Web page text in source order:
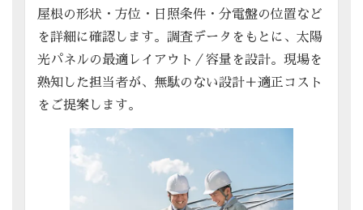
屋根の形状・方位・日照条件・分電盤の位置など
を詳細に確認します。調査データをもとに、太陽
光パネルの最適レイアウト／容量を設計。現場を
熟知した担当者が、無駄のない設計＋適正コスト
をご提案します。